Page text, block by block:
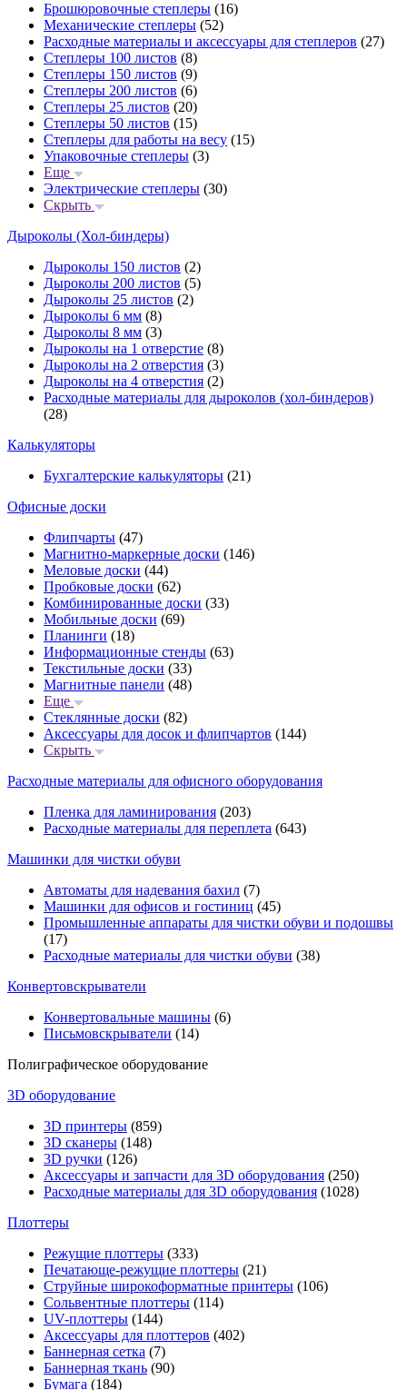
Брошюровочные степлеры (16)
Механические степлеры (52)
Расходные материалы и аксессуары для степлеров (27)
Степлеры 100 листов (8)
Степлеры 150 листов (9)
Степлеры 200 листов (6)
Степлеры 25 листов (20)
Степлеры 50 листов (15)
Степлеры для работы на весу (15)
Упаковочные степлеры (3)
Еще
Электрические степлеры (30)
Скрыть
Дыроколы (Хол-биндеры)
Дыроколы 150 листов (2)
Дыроколы 200 листов (5)
Дыроколы 25 листов (2)
Дыроколы 6 мм (8)
Дыроколы 8 мм (3)
Дыроколы на 1 отверстие (8)
Дыроколы на 2 отверстия (3)
Дыроколы на 4 отверстия (2)
Расходные материалы для дыроколов (хол-биндеров)
(28)
Калькуляторы
Бухгалтерские калькуляторы (21)
Офисные доски
Флипчарты (47)
Магнитно-маркерные доски (146)
Меловые доски (44)
Пробковые доски (62)
Комбинированные доски (33)
Мобильные доски (69)
Планинги (18)
Информационные стенды (63)
Текстильные доски (33)
Магнитные панели (48)
Еще
Стеклянные доски (82)
Аксессуары для досок и флипчартов (144)
Скрыть
Расходные материалы для офисного оборудования
Пленка для ламинирования (203)
Расходные материалы для переплета (643)
Машинки для чистки обуви
Автоматы для надевания бахил (7)
Машинки для офисов и гостиниц (45)
Промышленные аппараты для чистки обуви и подошвы
(17)
Расходные материалы для чистки обуви (38)
Конвертовскрыватели
Конвертовальные машины (6)
Письмовскрыватели (14)
Полиграфическое оборудование
3D оборудование
3D принтеры (859)
3D сканеры (148)
3D ручки (126)
Аксессуары и запчасти для 3D оборудования (250)
Расходные материалы для 3D оборудования (1028)
Плоттеры
Режущие плоттеры (333)
Печатающе-режущие плоттеры (21)
Струйные широкоформатные принтеры (106)
Сольвентные плоттеры (114)
UV-плоттеры (144)
Аксессуары для плоттеров (402)
Баннерная сетка (7)
Баннерная ткань (90)
Бумага (184)